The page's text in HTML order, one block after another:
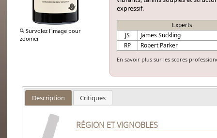
Survolez l'image pour
zoomer
expressif.
Experts
JS
James Suckling
RP
Robert Parker
En savoir plus sur les scores
Description Critiques
RÉGION ET VIGNOBLES